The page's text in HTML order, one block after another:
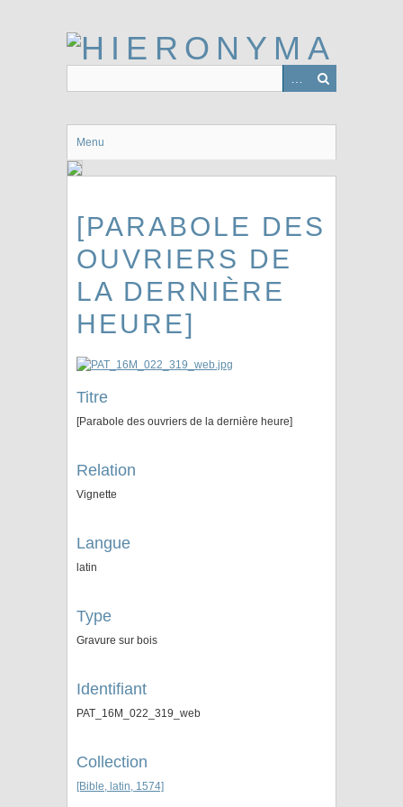
Menu
[PARABOLE DES
OUVRIERS DE
LA DERNIÈRE
HEURE]
Titre
[Parabole des ouvriers de la dernière heure]
Relation
Vignette
Langue
latin
Type
Gravure sur bois
Identifiant
PAT_16M_022_319_web
Collection
[Bible, latin, 1574]